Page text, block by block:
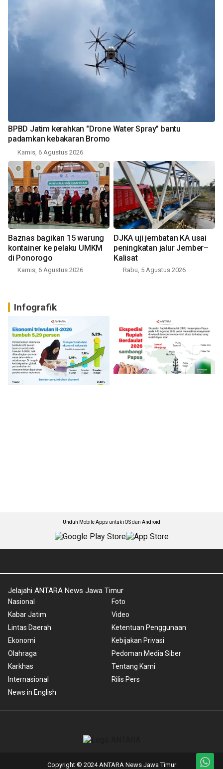
BPBD Jatim kerahkan "Drone Water Spray" bantu
padamkan kebakaran Bromo
Kamis, 6 Agustus 2026
Baznas bagikan 15 warung
kontainer ke pelaku UMKM
di Ponorogo
Kamis, 6 Agustus 2026
DJKA uji jembatan KA usai
peningkatan jalur Jember–
Kalisat
Rabu, 5 Agustus 2026
Infografik
Unduh Mobile Apps untuk iOS dan Android
Jelajahi ANTARA News Jawa Timur
Nasional
Kabar Jatim
Lintas Daerah
Ekonomi
Olahraga
Karkhas
Internasional
News in English
Foto
Video
Ketentuan Penggunaan
Kebijakan Privasi
Pedoman Media Siber
Tentang Kami
Rilis Pers
Copyright © 2024 ANTARA News Jawa Timur